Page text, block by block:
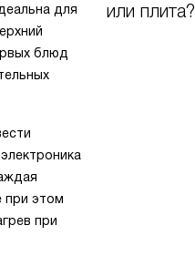
для
блюд
при этом
при
или плита?